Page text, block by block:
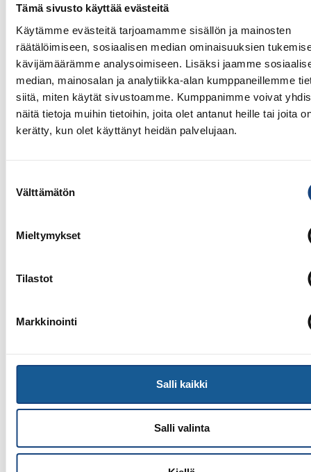
Tämä sivusto käyttää evästeitä
Käytämme evästeitä tarjoamamme sisällön ja mainosten
räätälöimiseen, sosiaalisen median ominaisuuksien
kävijämäärämme analysoimiseen. Lisäksi jaamme
median, mainosalan ja analytiikka-alan kumppaneillemme
siitä, miten käytät sivustoamme. Kumppanimme voivat
näitä tietoja muihin tietoihin, joita olet antanut heille tai joita
kerätty, kun olet käyttänyt heidän palvelujaan.
valinta
Välttämätön
Mieltymykset
Tilastot
Markkinointi
Salli kaikki
Salli valinta
13.7.2026
Cupista